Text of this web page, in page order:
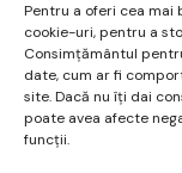
Pentru a oferi cea mai
cookie-uri, pentru a
Consimțământul
date, cum ar fi
site. Dacă nu îți dai
poate avea afecte
funcții.
poți cumpăra
pachet)
5. Alte costuri
Dacă ai nevoie